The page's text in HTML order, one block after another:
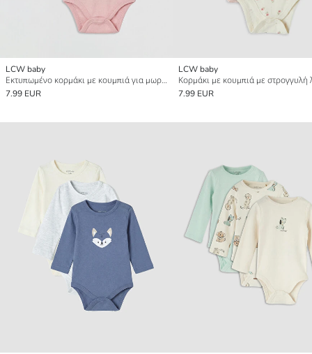
LCW baby
Εκτυπωμένο κορμάκι με κουμπιά για μωρό κορίτσι 2 πακέτο
7.99 EUR
LCW baby
7.99 EUR